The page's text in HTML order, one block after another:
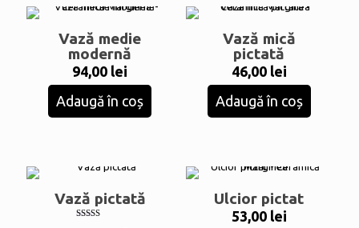
Vază medie
modernă
94,00 lei
Adaugă în coș
Vază mică
pictată
46,00 lei
Adaugă în coș
Vază pictată Ulcior pictat
53,00 lei